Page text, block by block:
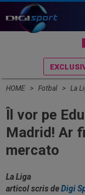
HOME Fotbal La
Îl vor pe
Madrid! Ar
mercato
La Liga
articol scris deDigi